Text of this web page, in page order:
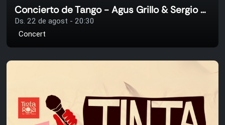
Concierto de Tango - Agus Grillo & Sergio Miranda
Ds. 22 de agost - 20:30
Concert